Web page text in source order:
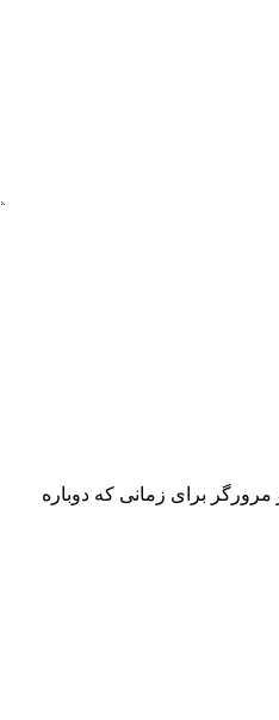
برای زمانی که دوباره